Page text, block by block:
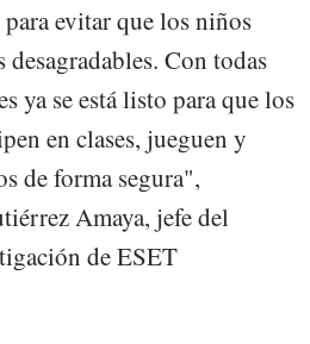
evitar que los niños
Con todas
ya se está listo para que los
en clases, jueguen y
de forma segura",
Amaya, jefe del
de ESET